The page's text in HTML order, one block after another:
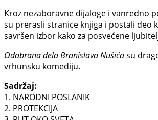
Kroz nezaboravne dijaloge i vanredno
su prerasli stranice knjiga i postali deo
savršen izbor kako za posvećene
Odabrana dela Branislava Nušićasu
vrhunsku komediju.
Sadržaj:
1. NARODNI POSLANIK
2. PROTEKCIJA